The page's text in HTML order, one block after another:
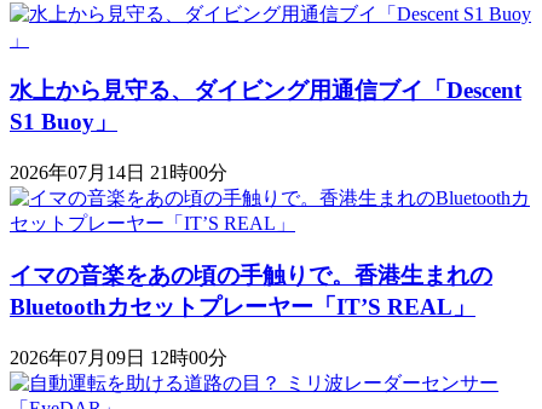
水上から見守る、ダイビング用通信ブイ「Descent
S1 Buoy​​」
2026年07月14日 21時00分
イマの音楽をあの頃の手触りで。香港生まれの
Bluetoothカセットプレーヤー「IT’S REAL」
2026年07月09日 12時00分